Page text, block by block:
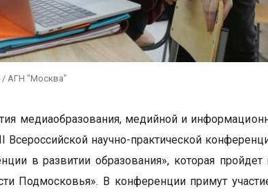
/ АГН "Москва"
медиаобразования, медийной и
Всероссийской научно-практической
в развитии образования», которая
Подмосковья». В конференции примут